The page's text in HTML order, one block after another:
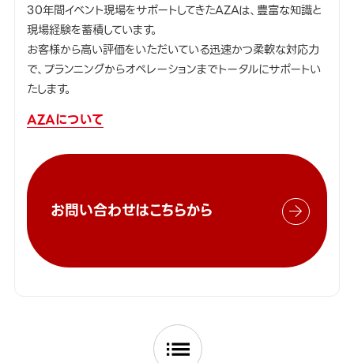
30年間イベント現場をサポートしてきたAZAは、豊富な知識と
現場経験を蓄積しています。
お客様から高い評価をいただいている迅速かつ柔軟な対応力
で、プランニングからオペレーションまでトータルにサポートい
たします。
AZAについて
お問い合わせはこちらから